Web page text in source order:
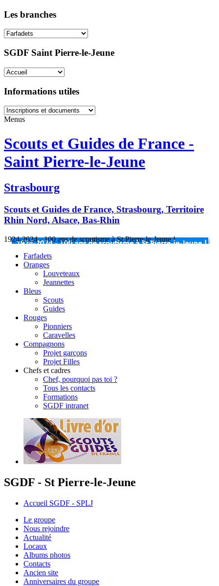
Les branches
SGDF Saint Pierre-le-Jeune
Informations utiles
Menus
Scouts et Guides de France -
Saint Pierre-le-Jeune
Strasbourg
Scouts et Guides de France, Strasbourg, Territoire
Rhin Nord, Alsace, Bas-Rhin
1924-2024 - 100 ans de scoutisme à St Pierre-le-Jeune !
Farfadets
Oranges
Louveteaux
Jeannettes
Bleus
Scouts
Guides
Rouges
Pionniers
Caravelles
Compagnons
Projet garçons
Projet Filles
Chefs et cadres
Chef, pourquoi pas toi ?
Tous les contacts
Formations
SGDF intranet
SGDF - St Pierre-le-Jeune
Accueil SGDF - SPLJ
Le groupe
Nous rejoindre
Actualité
Locaux
Albums photos
Contacts
Ancien site
Anniversaires du groupe